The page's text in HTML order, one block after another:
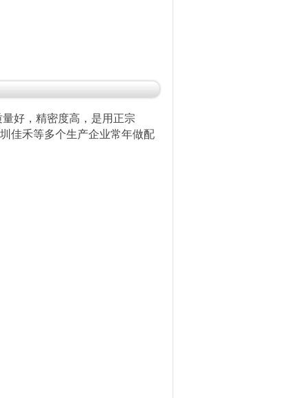
好，精密度高，是用正宗
佳禾等多个生产企业常年做配